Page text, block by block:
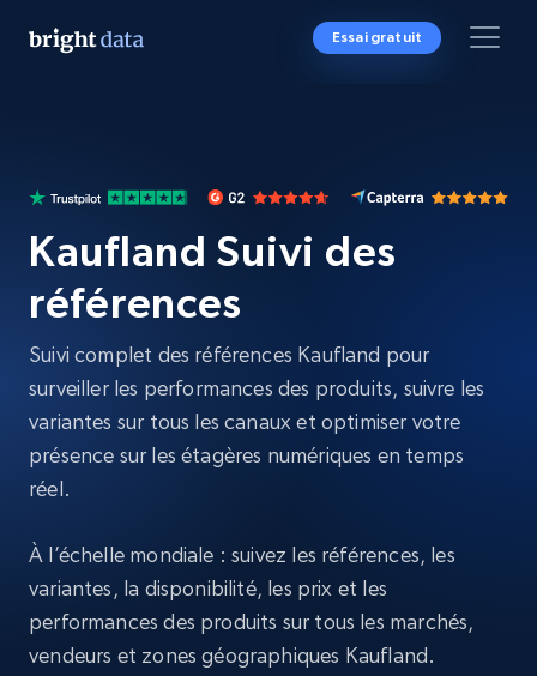
Essai gratuit
Kaufland Suivi des
références
Suivi complet des références Kaufland pour
surveiller les performances des produits, suivre les
variantes sur tous les canaux et optimiser votre
présence sur les étagères numériques en temps
réel.
À l’échelle mondiale : suivez les références, les
variantes, la disponibilité, les prix et les
performances des produits sur tous les marchés,
vendeurs et zones géographiques Kaufland.